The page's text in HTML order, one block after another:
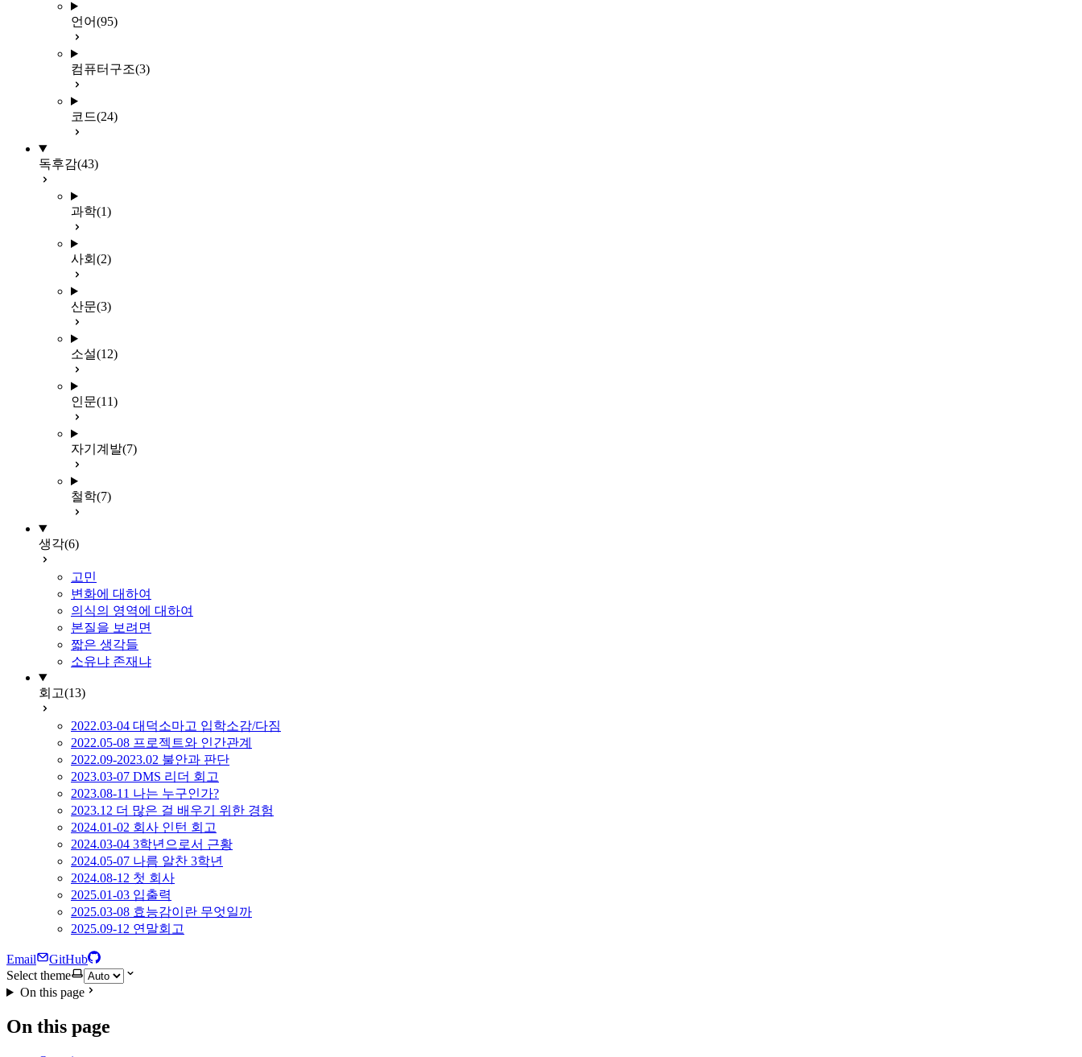
언어(95)
컴퓨터구조(3)
코드(24)
독후감(43)
과학(1)
사회 (2)
산문(3)
소설(12)
인문(11)
자기계발(7)
철학(7)
생각(6)
고민
변화에 대하여
의식의 영역에 대하여
본질을 보려면
짧은 생각들
소유냐 존재냐
회고(13)
2022.03-04 대덕소마고 입학소감/다짐
2022.05-08 프로젝트와 인간관계
2022.09-2023.02 불안과 판단
2023.03-07 DMS 리더 회고
2023.08-11 나는 누구인가?
2023.12 더 많은 걸 배우기 위한 경험
2024.01-02 회사 인턴 회고
2024.03-04 3학년으로서 근황
2024.05-07 나름 알찬 3학년
2024.08-12 첫 회사
2025.01-03 입출력
2025.03-08 효능감이란 무엇일까
2025.09-12 연말회고
Email
GitHub
Select theme
On this page
On this page